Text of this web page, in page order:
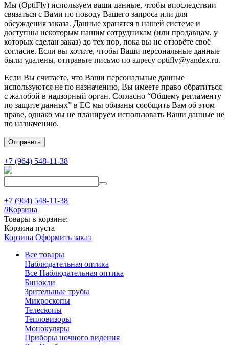
Мы (OptiFly) используем ваши данные, чтобы впоследствии
связаться с Вами по поводу Вашего запроса или для
обсуждения заказа. Данные хранятся в нашей системе и
доступны некоторым нашим сотрудникам (или продавцам, у
которых сделан заказ) до тех пор, пока вы не отзовёте своё
согласие. Если вы хотите, чтобы Ваши персональные данные
были удалены, отправьте письмо по адресу optifly@yandex.ru.
Если Вы считаете, что Ваши персональные данные
используются не по назначению, Вы имеете право обратиться
с жалобой в надзорный орган. Согласно “Общему регламенту
по защите данных” в ЕС мы обязаны сообщить Вам об этом
праве, однако мы не планируем использовать Ваши данные не
по назначению.
Отправить
+7 (964) 548-11-38
+7 (964) 548-11-38
0Корзина
Товары в корзине:
Корзина пуста
Корзина Оформить заказ
Все товары
Наблюдательная оптика
Все Наблюдательная оптика
Бинокли
Зрительные трубы
Микроскопы
Телескопы
Тепловизоры
Монокуляры
Приборы ночного видения